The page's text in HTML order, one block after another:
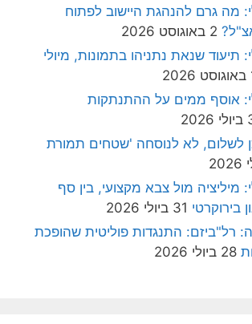
מה גרם להנהגת היישוב לפתוח
2 באוגוסט 2026
תיעוד שנאת נתניהו בתמונות, מיולי
אוסף ממים על ההתנתקות
לשלום, לא לנוסחה 'שטחים תמורת
מיליציה מול צבא מקצועי, בין סף
בירוקרטי 31 ביולי 2026
רל"ביזם: התנגדות פוליטית שהופכת
28 ביולי 2026